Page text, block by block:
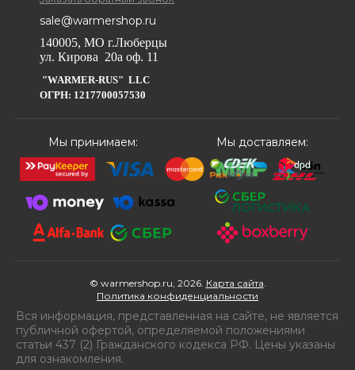
sale@warmershop.ru
140005, МО г.Люберцы
ул. Кирова 20а оф. 11
"WARMER-RUS" LLC
ОГРН: 1217700057530
Мы принимаем: Мы доставляем:
© warmershop.ru, 2026. Карта сайта.
Политика конфиденциальности
Вся информация, представленная на сайте, не является
публичной офертой, определяемой положениями
статьи 437 (2) Гражданского кодекса РФ. Цены указаны
для ознакомления.